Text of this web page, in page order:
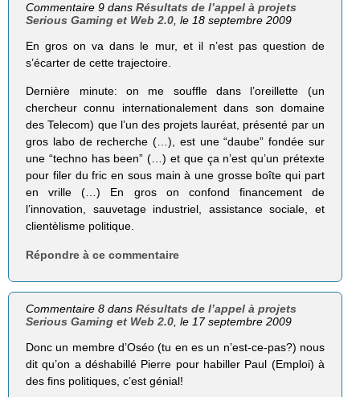
Commentaire 9 dansRésultats de l’appel à projets
Serious Gaming et Web 2.0, le 18 septembre 2009
En gros on va dans le mur, et il n’est pas question de
s’écarter de cette trajectoire.
Dernière minute: on me souffle dans l’oreillette (un
chercheur connu internationalement dans son domaine
des Telecom) que l’un des projets lauréat, présenté par un
gros labo de recherche (…), est une “daube” fondée sur
une “techno has been” (…) et que ça n’est qu’un prétexte
pour filer du fric en sous main à une grosse boîte qui part
en vrille (…) En gros on confond financement de
l’innovation, sauvetage industriel, assistance sociale, et
clientèlisme politique.
Répondre à ce commentaire
Commentaire 8 dansRésultats de l’appel à projets
Serious Gaming et Web 2.0 , le 17 septembre 2009
Donc un membre d’Oséo (tu en es un n’est-ce-pas?) nous
dit qu’on a déshabillé Pierre pour habiller Paul (Emploi) à
des fins politiques, c’est génial!